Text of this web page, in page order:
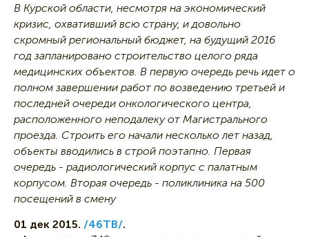
В Курской области, несмотря на экономический
кризис, охвативший всю страну, и довольно
скромный региональный бюджет, на будущий 2016
год запланировано строительство целого ряда
медицинских объектов. В первую очередь речь идет о
полном завершении работ по возведению третьей и
последней очереди онкологического центра,
расположенного неподалеку от Магистрального
проезда. Строить его начали несколько лет назад,
объекты вводились в строй поэтапно. Первая
очередь - радиологический корпус с палатным
корпусом. Вторая очередь - поликлиника на 500
посещений в смену
01 дек 2015. /46ТВ/.